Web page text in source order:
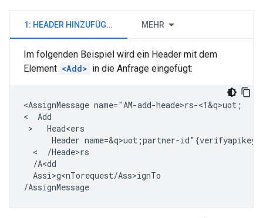
1: HEADER HINZUFÜGEN MEHR
Im folgenden Beispiel wird ein Header mit dem
Element <Add> in die Anfrage eingefügt:
<AssignMessage name="AM-add-heade>rs-<1&q>uot;
<  Add
>   Head<ers
Header name=&q>uot;partner-
  <  /Heade>rs
  /A<dd
  Assi>g<nTorequest/Ass>ignTo
/AssignMessage